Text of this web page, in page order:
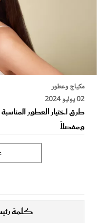
مكياج وعطور
02 يوليو 2024
طرق اختيار العطور
ومفصلاً
كلمة